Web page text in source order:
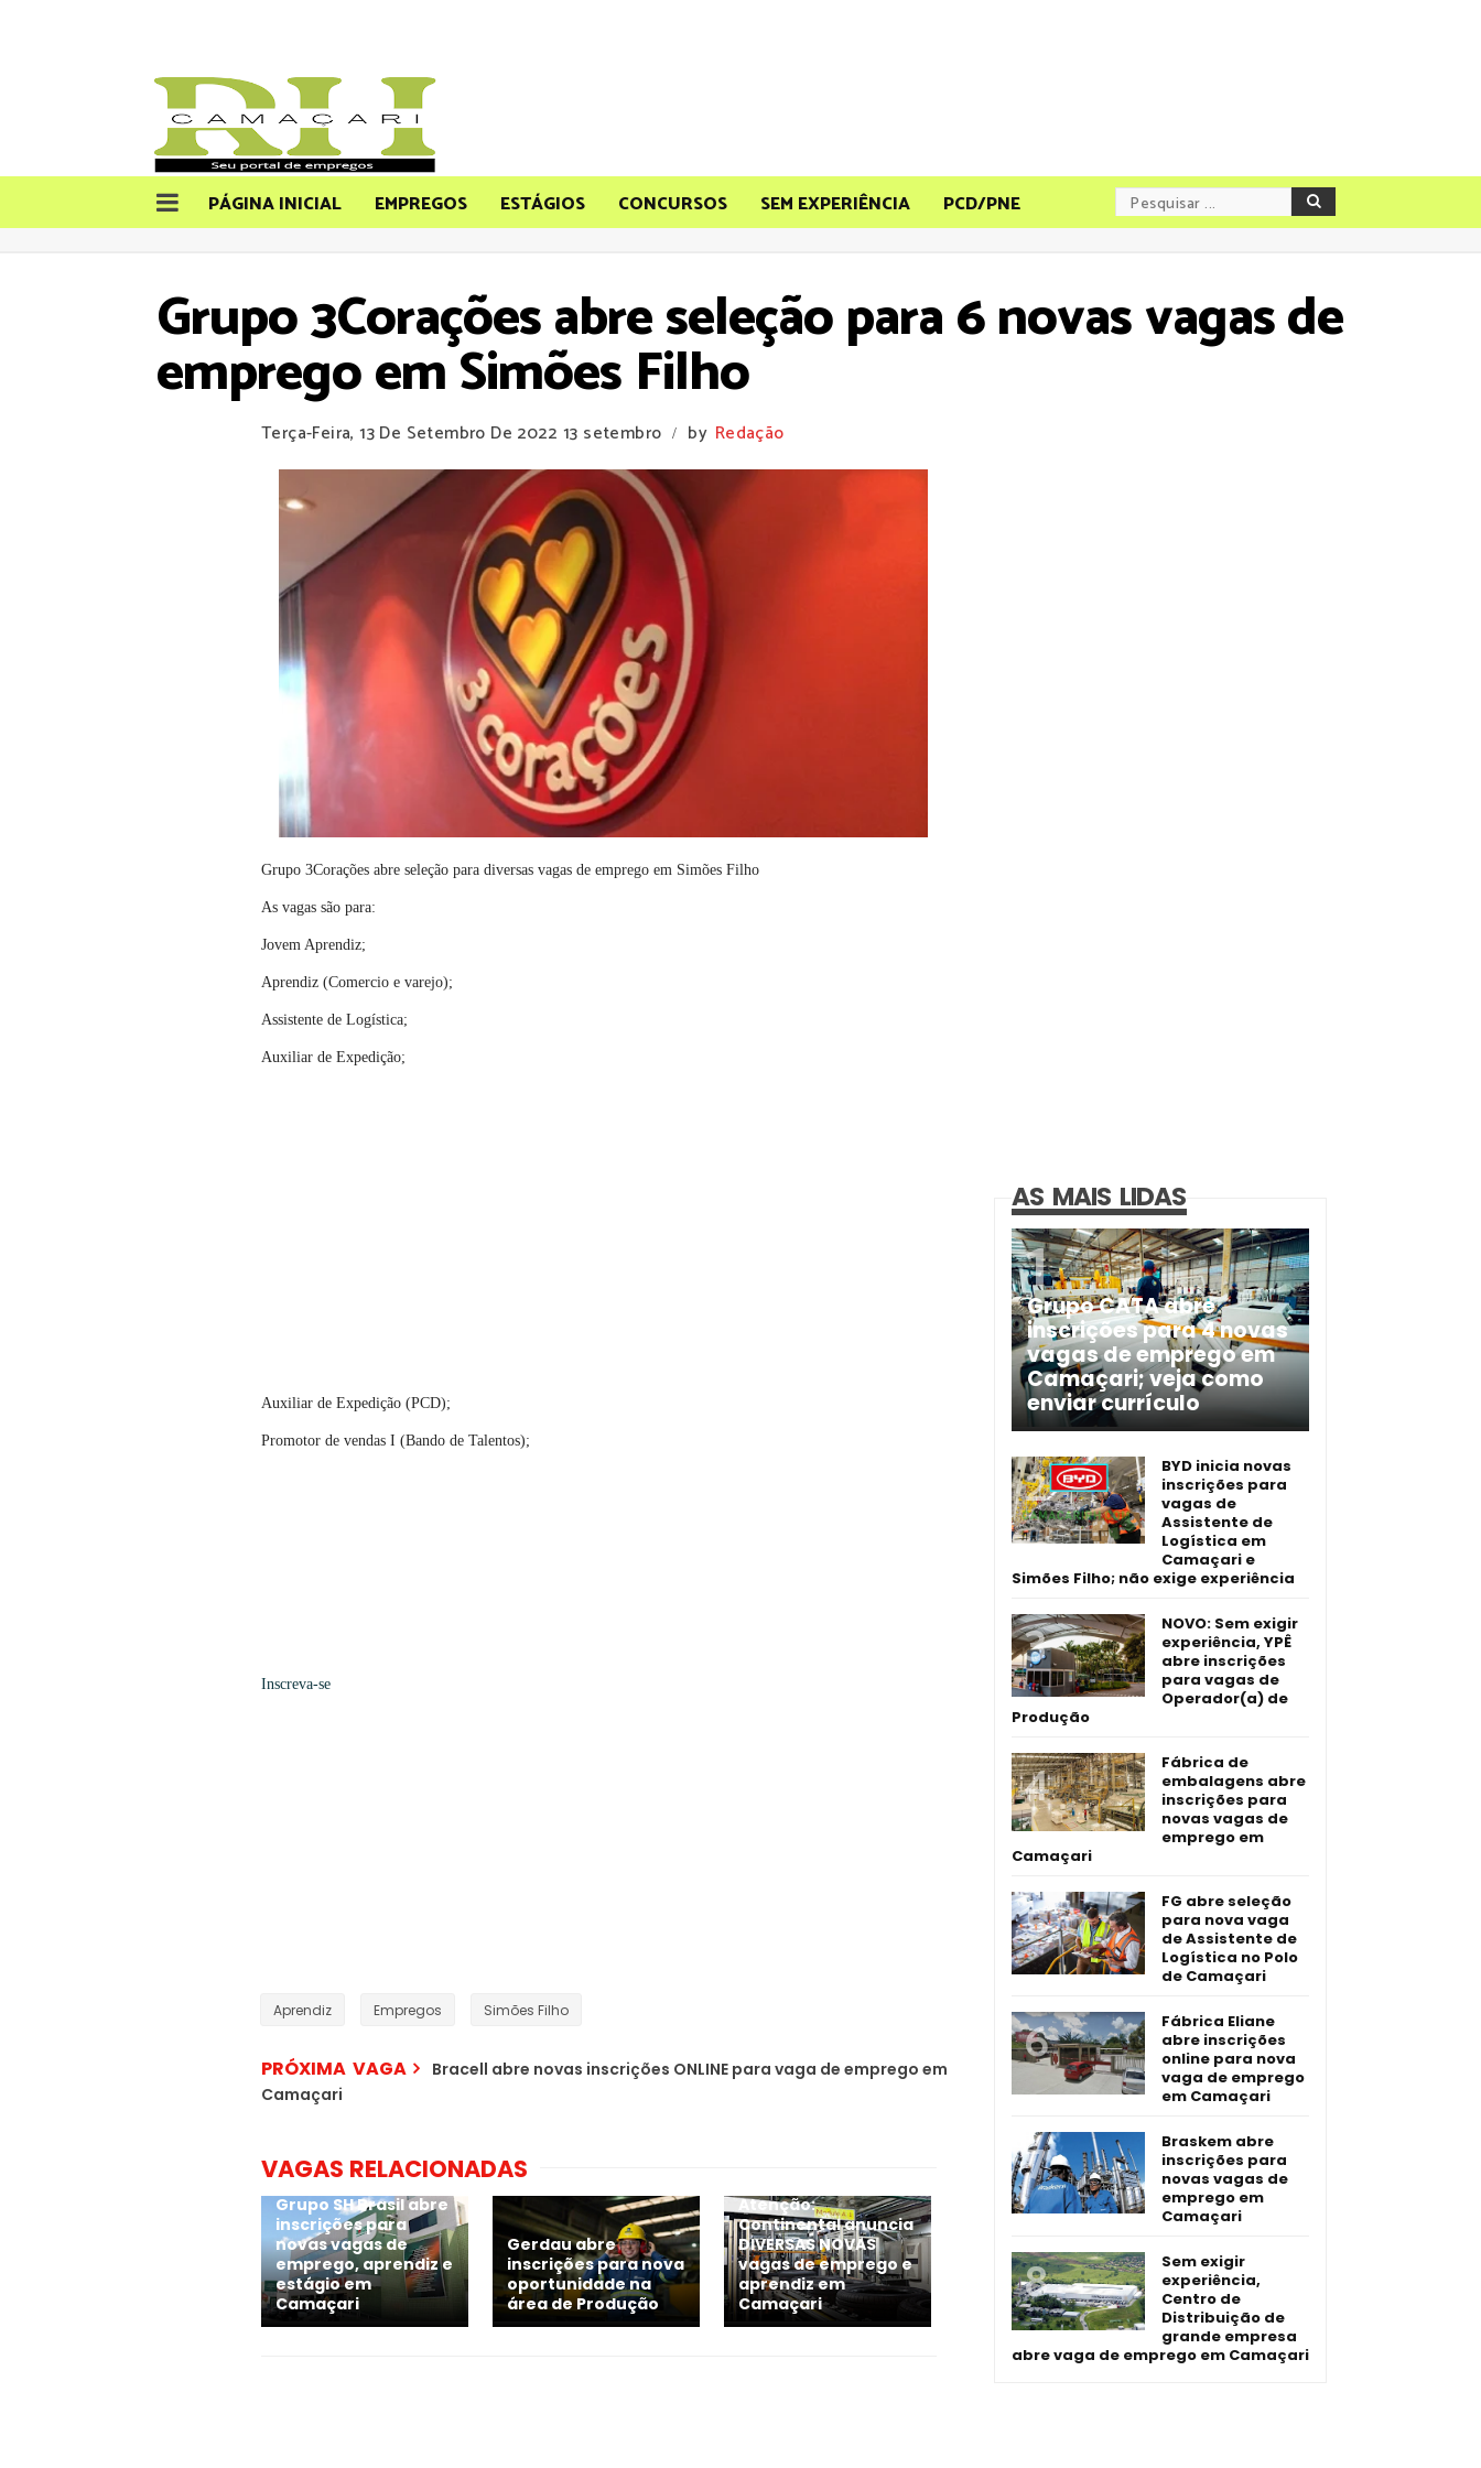
PÁGINA INICIAL EMPREGOS ESTÁGIOS CONCURSOS SEM EXPERIÊNCIA PCD/PNE
Grupo 3Corações abre seleção para 6 novas vagas de
emprego em Simões Filho
Terça-Feira, 13 De Setembro De 2022 13 setembro / by Redação
Grupo 3Corações abre seleção para diversas vagas de emprego em Simões Filho
As vagas são para:
Jovem Aprendiz;
Aprendiz (Comercio e varejo);
Assistente de Logística;
Auxiliar de Expedição;
Auxiliar de Expedição (PCD);
Promotor de vendas I (Bando de Talentos);
Inscreva-se
Aprendiz Empregos Simões Filho
PRÓXIMA VAGA
Bracell abre novas inscrições ONLINE para vaga de emprego em
Camaçari
VAGAS RELACIONADAS
Grupo SH Brasil abre
inscrições para
novas vagas de
emprego, aprendiz e
estágio em
Camaçari
Gerdau abre
inscrições para nova
oportunidade na
área de Produção
Atenção:
Continental anuncia
DIVERSAS NOVAS
vagas de emprego e
aprendiz em
Camaçari
AS MAIS LIDAS
Grupo CATA abre
inscrições para 4 novas
vagas de emprego em
Camaçari; veja como
enviar currículo
BYD inicia novas
inscrições para
vagas de
Assistente de
Logística em
Camaçari e
Simões Filho; não exige experiência
NOVO: Sem exigir
experiência, YPÊ
abre inscrições
para vagas de
Operador(a) de
Produção
Fábrica de
embalagens abre
inscrições para
novas vagas de
emprego em
Camaçari
FG abre seleção
para nova vaga
de Assistente de
Logística no Polo
de Camaçari
Fábrica Eliane
abre inscrições
online para nova
vaga de emprego
em Camaçari
Braskem abre
inscrições para
novas vagas de
emprego em
Camaçari
Sem exigir
experiência,
Centro de
Distribuição de
grande empresa
abre vaga de emprego em Camaçari